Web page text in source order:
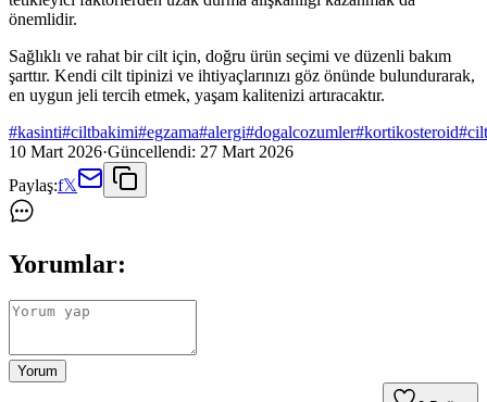
önemlidir.
Sağlıklı ve rahat bir cilt için, doğru ürün seçimi ve düzenli bakım
şarttır. Kendi cilt tipinizi ve ihtiyaçlarınızı göz önünde bulundurarak,
en uygun jeli tercih etmek, yaşam kalitenizi artıracaktır.
#kasinti#ciltbakimi#egzama#alergi#dogalcozumler#kortikosteroid#
10 Mart 2026·Güncellendi: 27 Mart 2026
Paylaş:f𝕏
Yorumlar:
Yorum